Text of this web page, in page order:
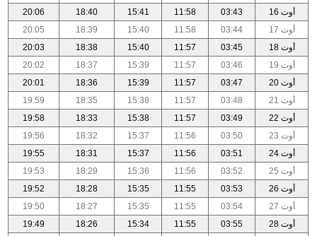
أوت 16
03:43
11:58
15:41
18:40
20:06
أوت 17
03:44
11:58
15:40
18:39
20:05
أوت 18
03:45
11:57
15:40
18:38
20:03
أوت 19
03:46
11:57
15:39
18:37
20:02
أوت 20
03:47
11:57
15:39
18:36
20:01
أوت 21
03:48
11:57
15:38
18:35
19:59
أوت 22
03:49
11:57
15:38
18:33
19:58
أوت 23
03:50
11:56
15:37
18:32
19:56
أوت 24
03:51
11:56
15:37
18:31
19:55
أوت 25
03:52
11:56
15:36
18:29
19:53
أوت 26
03:53
11:55
15:35
18:28
19:52
أوت 27
03:54
11:55
15:35
18:27
19:50
أوت 28
03:55
11:55
15:34
18:26
19:49